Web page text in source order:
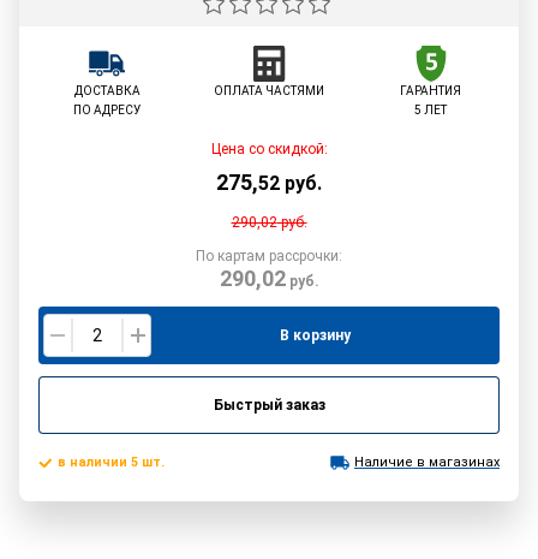
ДОСТАВКА
ПО АДРЕСУ
ОПЛАТА ЧАСТЯМИ
ГАРАНТИЯ
5 ЛЕТ
Цена со скидкой:
275,52 руб.
290,02руб.
По картам рассрочки:
290,02руб.
В корзину
Быстрый заказ
в наличии 5 шт. Наличие в магазинах